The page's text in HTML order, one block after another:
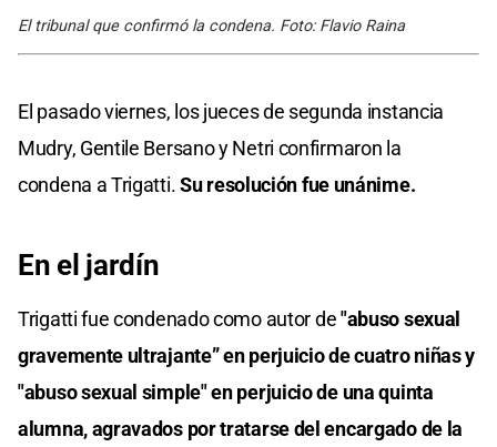
El tribunal que confirmó la condena. Foto: Flavio Raina
El pasado viernes, los jueces de segunda instancia
Mudry, Gentile Bersano y Netri confirmaron la
condena a Trigatti.Su resolución fue unánime.
En el jardín
Trigatti fue condenado como autor de"abuso sexual
gravemente ultrajante” en perjuicio de cuatro niñas y
"abuso sexual simple" en perjuicio de una quinta
alumna, agravados por tratarse del encargado de la